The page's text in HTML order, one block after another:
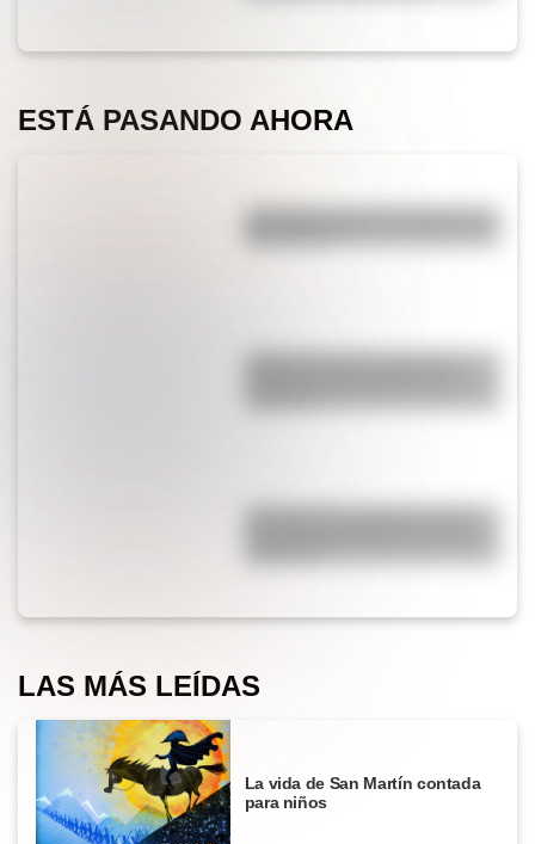
ESTÁ PASANDO AHORA
¿Por qué cortar una cebolla nos
¿Qué es la Luna, cuál es su
¿Por qué los cordones tienen
extremos?
LAS MÁS LEÍDAS
La vida de San Martín contada
para niños